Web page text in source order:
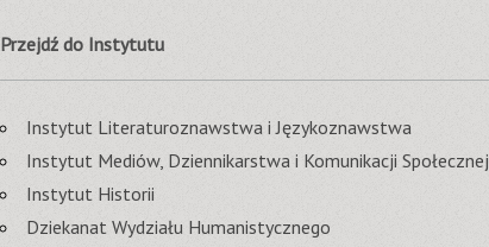
Przejdź do Instytutu
Instytut Literaturoznawstwa i Językoznawstwa
Instytut Mediów, Dziennikarstwa i Komunikacji Społecznej
Instytut Historii
Dziekanat Wydziału Humanistycznego